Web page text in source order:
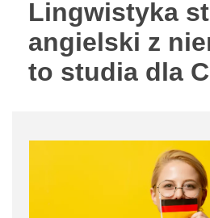
Lingwistyka
angielski z
to studia dla